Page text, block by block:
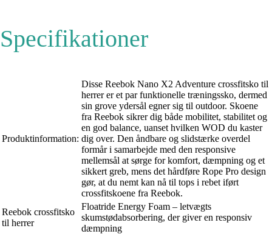
Specifikationer
Produktinformation:
Disse Reebok Nano X2 Adventure crossfitsko til
herrer er et par funktionelle træningssko, dermed
sin grove ydersål egner sig til outdoor. Skoene
fra Reebok sikrer dig både mobilitet, stabilitet og
en god balance, uanset hvilken WOD du kaster
dig over. Den åndbare og slidstærke overdel
formår i samarbejde med den responsive
mellemsål at sørge for komfort, dæmpning og et
sikkert greb, mens det hårdføre Rope Pro design
gør, at du nemt kan nå til tops i rebet iført
crossfitskoene fra Reebok.
Reebok crossfitsko
til herrer
Floatride Energy Foam – letvægts
skumstødabsorbering, der giver en responsiv
dæmpning